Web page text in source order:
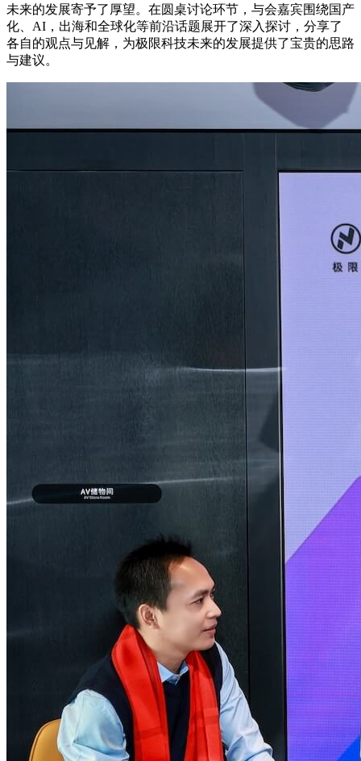
未来的发展寄予了厚望。在圆桌讨论环节，与会嘉宾围绕国产
化、AI，出海和全球化等前沿话题展开了深入探讨，分享了
各自的观点与见解，为极限科技未来的发展提供了宝贵的思路
与建议。